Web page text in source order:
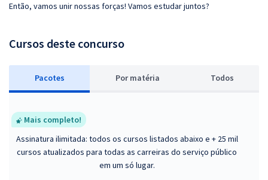
Então, vamos unir nossas forças! Vamos estudar juntos?
Cursos deste concurso
Pacotes Por matéria Todos
Mais completo!
Assinatura ilimitada: todos os cursos listados abaixo e + 25 mil
cursos atualizados para todas as carreiras do serviço público
em um só lugar.